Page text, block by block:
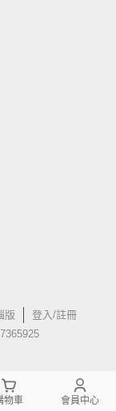
版
登入/註冊
物車 會員中心